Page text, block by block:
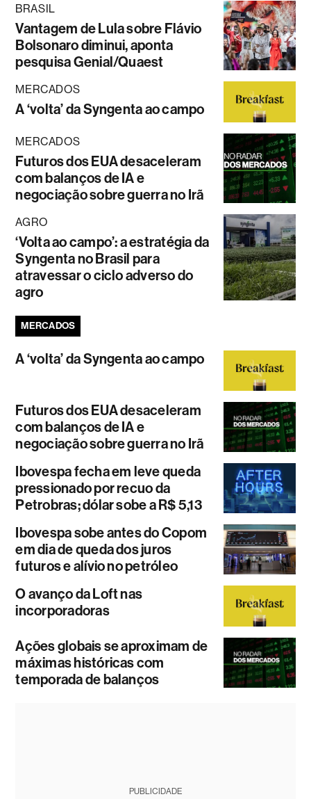
BRASIL
Vantagem de Lula sobre Flávio
Bolsonaro diminui, aponta
pesquisa Genial/Quaest
MERCADOS
A ‘volta’ da Syngenta ao campo
MERCADOS
Futuros dos EUA desaceleram
com balanços de IA e
negociação sobre guerra no Irã
AGRO
‘Volta ao campo’: a estratégia da
Syngenta no Brasil para
atravessar o ciclo adverso do
agro
MERCADOS
A ‘volta’ da Syngenta ao campo
Futuros dos EUA desaceleram
com balanços de IA e
negociação sobre guerra no Irã
Ibovespa fecha em leve queda
pressionado por recuo da
Petrobras; dólar sobe a R$ 5,13
Ibovespa sobe antes do Copom
em dia de queda dos juros
futuros e alívio no petróleo
O avanço da Loft nas
incorporadoras
Ações globais se aproximam de
máximas históricas com
temporada de balanços
PUBLICIDADE